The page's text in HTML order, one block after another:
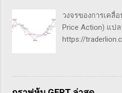
สามารถปรับใช้ไ
- ความอดทน
ร้อนถือเป็นคุณสม
อดทนช่วยให้คุณส
เอาเฉพาะเนื้อๆ ที่
ที่เขาพยายามสื่อ
ระดับหนึ่งครับ ใค
https://
013/01/21/book-
technique-
วงจรของการเคลื่
Price Action) แป
https://
action-by-oliver-
ประสบความสำเร็
ตอบแทนได้ถึง